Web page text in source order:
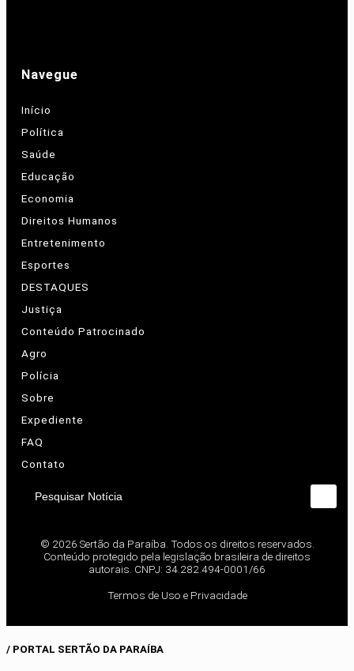
Navegue
Início
Política
Saúde
Educação
Economia
Direitos Humanos
Entretenimento
Esportes
DESTAQUES
Justiça
Conteúdo Patrocinado
Agro
Polícia
Sobre
Expediente
FAQ
Contato
Pesquisar Notícia
© 2026 Sertão da Paraíba. Todos os direitos reservados.
Conteúdo protegido pela legislação brasileira de direitos
autorais. CNPJ: 34.282.494-0001/66
Termos de Uso e Privacidade
/ PORTAL SERTÃO DA PARAÍBA